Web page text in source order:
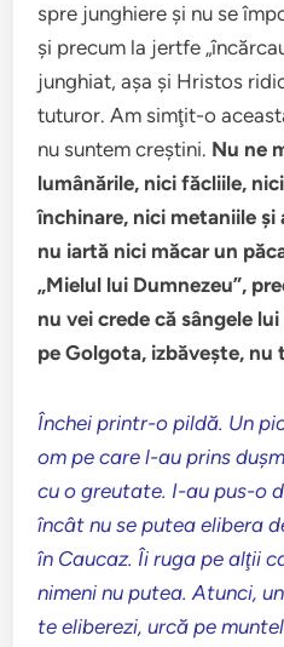
spre junghiere şi nu se
şi precum la jertfe
junghiat, aşa şi Hristos
tuturor. Am simţit-o
nu suntem creştini. Nu ne
lumânările, nici făcliile,
închinare, nici metaniile şi
nu iartă nici măcar un
„Mielul lui Dumnezeu”,
nu vei crede că sângele
pe Golgota, izbăveşte, nu
Închei printr-o pildă. Un
om pe care l-au prins
cu o greutate. I-au pus-o
încât nu se putea elibera
în Caucaz. Îi ruga pe alţii
nimeni nu putea. Atunci,
te eliberezi, urcă pe